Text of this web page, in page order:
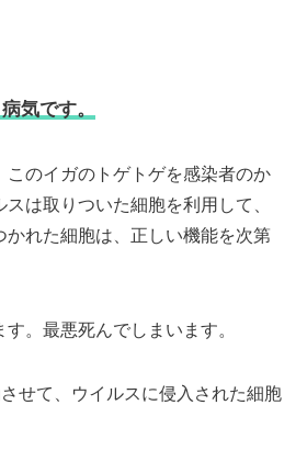
気です。
のイガのトゲトゲを感染者のか
は取りついた細胞を利用して、
れた細胞は、正しい機能を次第
。最悪死んでしまいます。
せて、ウイルスに侵入された細胞